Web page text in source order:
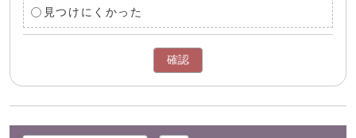
見つけにくかった
確認